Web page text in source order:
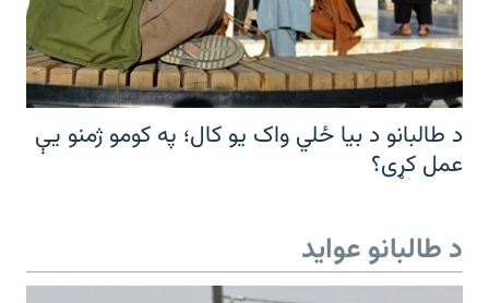
د طالبانو د بیا ځلي واک یو کال؛ په کومو ژمنو یې
عمل کړی؟
د طالبانو عواید